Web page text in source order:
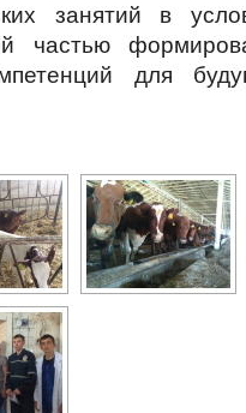
занятий в
частью
для